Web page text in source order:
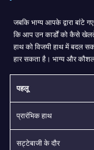
जबकि भाग्य आपके द्वारा बांटे गए
कि आप उन कार्डों को कैसे
हाथ को विजयी हाथ में बदल
हार
पहलू
प्रारंभिक हाथ
सट्टेबाजी के दौर